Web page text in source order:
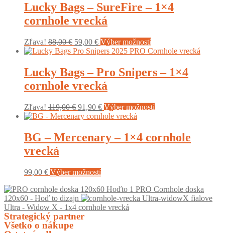
Lucky Bags – SureFire – 1×4
cornhole vrecká
Zľava! 88,00€ Original
price
88,00 €.
59,00 €Current
price
59,00 €.
Výber možnostíThis
product
multiple
variants.
may
be
the
Lucky Bags – Pro Snipers – 1×4
cornhole vrecká
Zľava! 119,00€ Original
price
91,90 €Current
price
91,90 €.
Výber možnostíThis
multiple
variants.
chosen
on
BG – Mercenary – 1×4 cornhole
vrecká
99,00 € Výber možnostíThis
has
multiple
variants.
1 PRO Cornhole doska
120x60 - Hoď to dizajn
Ultra - Widow X - 1x4 cornhole vrecká
Strategický partner
Všetko o nákupe